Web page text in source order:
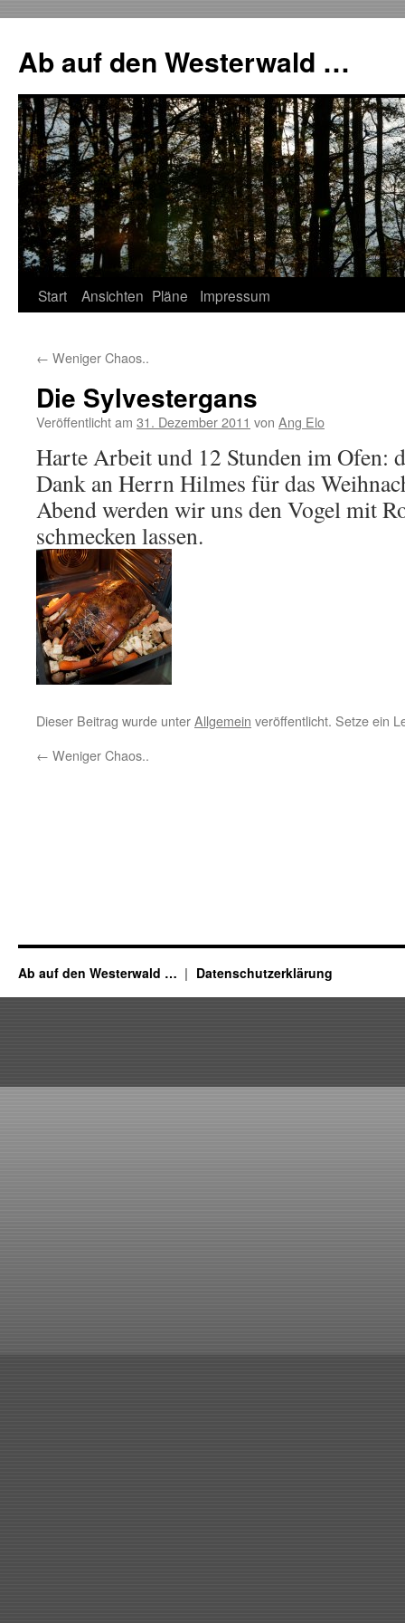
springen
Ab auf den Westerwald …
Start Ansichten Pläne Impressum
← Weniger Chaos..
Die Sylvestergans
Veröffentlicht am 31. Dezember 2011 von Ang Elo
Harte Arbeit und 12 Stunden im Ofen:
Dank an Herrn Hilmes für das
Abend werden wir uns den Vogel mit
schmecken lassen.
Dieser Beitrag wurde unterAllgemein veröffentlicht. Setze ein
← Weniger Chaos..
Ab auf den Westerwald … Datenschutzerklärung